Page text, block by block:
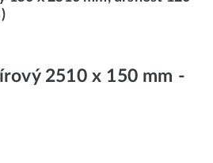
2510 x 150 mm -